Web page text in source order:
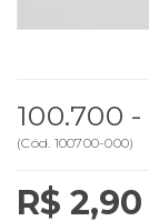
100.700
(Cód. 100700-000)
R$ 2,90